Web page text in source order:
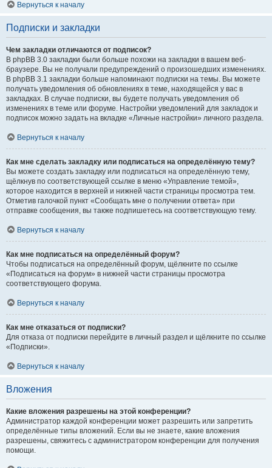
Вернуться к началу
Подписки и закладки
Чем закладки отличаются от подписок?
В phpBB 3.0 закладки были больше похожи на закладки в вашем веб-
браузере. Вы не получали предупреждений о произошедших изменениях.
В phpBB 3.1 закладки больше напоминают подписки на темы. Вы можете
получать уведомления об обновлениях в теме, находящейся у вас в
закладках. В случае подписки, вы будете получать уведомления об
изменениях в теме или форуме. Настройки уведомлений для закладок и
подписок можно задать на вкладке «Личные настройки» личного раздела.
Вернуться к началу
Как мне сделать закладку или подписаться на определённую тему?
Вы можете создать закладку или подписаться на определённую тему,
щёлкнув по соответствующей ссылке в меню «Управление темой»,
которое находится в верхней и нижней части страницы просмотра тем.
Отметив галочкой пункт «Сообщать мне о получении ответа» при
отправке сообщения, вы также подпишетесь на соответствующую тему.
Вернуться к началу
Как мне подписаться на определённый форум?
Чтобы подписаться на определённый форум, щёлкните по ссылке
«Подписаться на форум» в нижней части страницы просмотра
соответствующего форума.
Вернуться к началу
Как мне отказаться от подписки?
Для отказа от подписки перейдите в личный раздел и щёлкните по ссылке
«Подписки».
Вернуться к началу
Вложения
Какие вложения разрешены на этой конференции?
Администратор каждой конференции может разрешить или запретить
определённые типы вложений. Если вы не знаете, какие вложения
разрешены, свяжитесь с администратором конференции для получения
помощи.